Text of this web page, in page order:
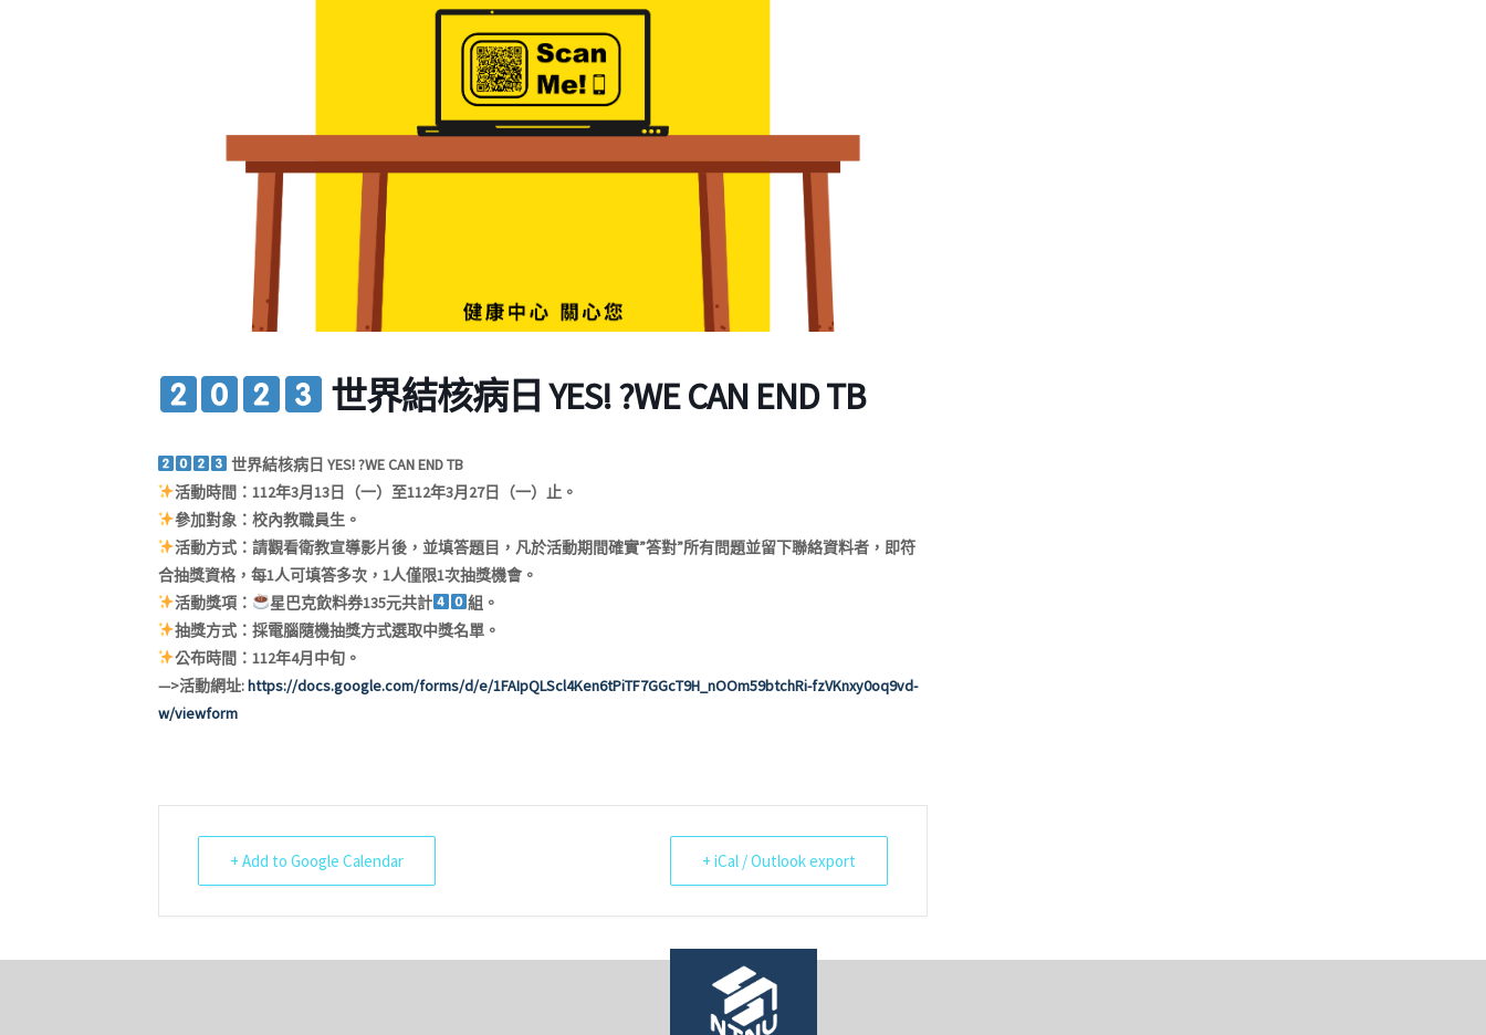
世界結核病日 YES! ?WE CAN END TB
世界結核病日 YES! ?WE CAN END TB
活動時間：112年3月13日（一）至112年3月27日（一）止。
參加對象：校內教職員生。
活動方式：請觀看衛教宣導影片後，並填答題目，凡於活動期間確實”答對”所有問題並留下聯絡資料者，即符
合抽獎資格，每1人可填答多次，1人僅限1次抽獎機會。
活動獎項：
星巴克飲料券135元共計
組。
抽獎方式：採電腦隨機抽獎方式選取中獎名單。
公布時間：112年4月中旬。
—>活動網址:https://docs.google.com/forms/d/e/1FAIpQLScl4Ken6tPiTF7GGcT9H_nOOm59btchRi-fzVKnxy0oq9vd-
w/viewform
+ Add to Google Calendar + iCal / Outlook export